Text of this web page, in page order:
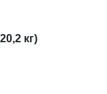
кг)